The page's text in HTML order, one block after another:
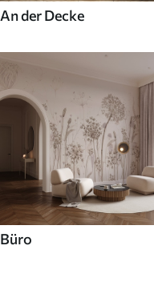
An der Decke
Büro